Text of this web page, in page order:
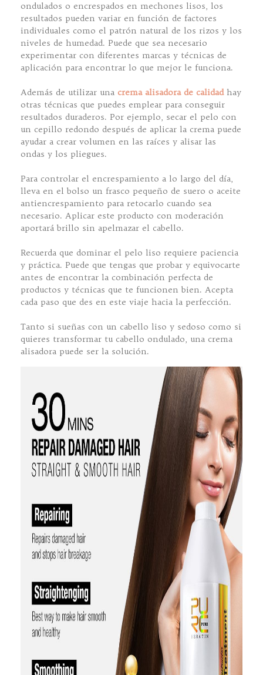
ondulados o encrespados en mechones lisos, los
resultados pueden variar en función de factores
individuales como el patrón natural de los rizos y los
niveles de humedad. Puede que sea necesario
experimentar con diferentes marcas y técnicas de
aplicación para encontrar lo que mejor le funciona.
Además de utilizar una crema alisadora de calidad hay
otras técnicas que puedes emplear para conseguir
resultados duraderos. Por ejemplo, secar el pelo con
un cepillo redondo después de aplicar la crema puede
ayudar a crear volumen en las raíces y alisar las
ondas y los pliegues.
Para controlar el encrespamiento a lo largo del día,
lleva en el bolso un frasco pequeño de suero o aceite
antiencrespamiento para retocarlo cuando sea
necesario. Aplicar este producto con moderación
aportará brillo sin apelmazar el cabello.
Recuerda que dominar el pelo liso requiere paciencia
y práctica. Puede que tengas que probar y equivocarte
antes de encontrar la combinación perfecta de
productos y técnicas que te funcionen bien. Acepta
cada paso que des en este viaje hacia la perfección.
Tanto si sueñas con un cabello liso y sedoso como si
quieres transformar tu cabello ondulado, una crema
alisadora puede ser la solución.